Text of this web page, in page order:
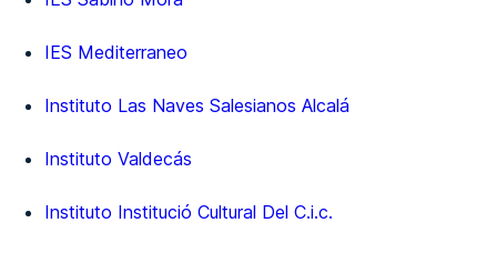
IES Mediterraneo
Instituto Las Naves Salesianos Alcalá
Instituto Valdecás
Instituto Institució Cultural Del C.i.c.